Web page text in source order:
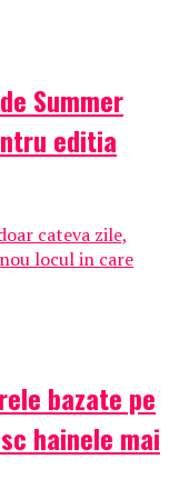
Summer
editia
cateva zile,
locul in care
bazate pe
hainele mai